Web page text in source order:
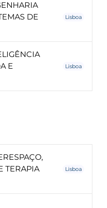
DE
Lisboa
E
Lisboa
TERAPIA
Lisboa